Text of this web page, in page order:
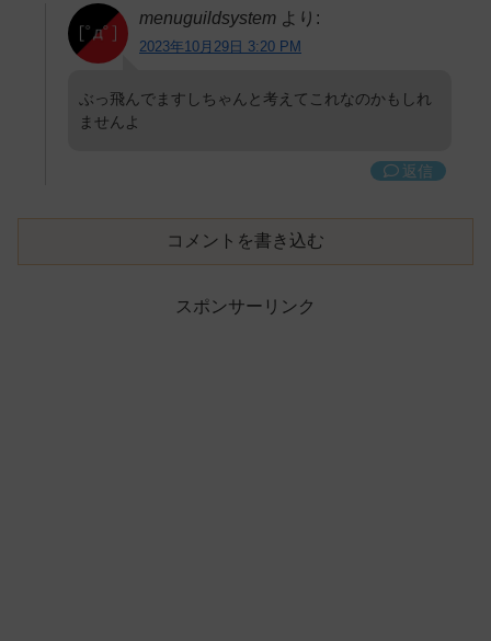
menuguildsystem より:
2023年10月29日 3:20 PM
ぶっ飛んでますしちゃんと考えてこれなのかもしれ
ませんよ
返信
コメントを書き込む
スポンサーリンク